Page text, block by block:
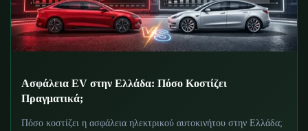
Ασφάλεια EV στην Ελλάδα: Πόσο Κοστίζει
Πραγματικά;
Πόσο κοστίζει η ασφάλεια ηλεκτρικού αυτοκινήτου στην Ελλάδα;